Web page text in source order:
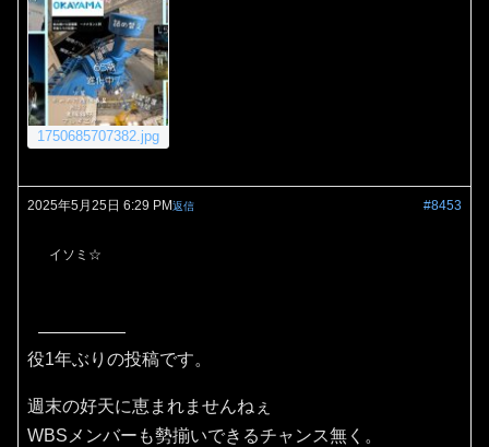
1750685707382.jpg
2025年5月25日 6:29 PM #8453
返信
イソミ☆
役1年ぶりの投稿です。
週末の好天に恵まれませんねぇ
WBSメンバーも勢揃いできるチャンス無く。